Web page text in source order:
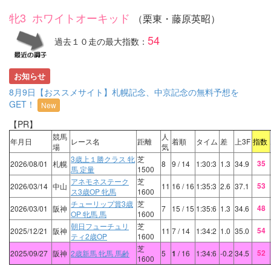
牝3 ホワイトオーキッド （栗東・藤原英昭）
過去１０走の最大指数： 54
お知らせ
8月9日【おススメサイト】札幌記念、中京記念の無料予想を
GET！
New
【PR】
年月日
競馬
場
レース名 距離
人
気
着順 タイム 差 上3F 指数
2026/08/01 札幌 3歳上１勝クラス 牝
馬 定量
芝
1500
8 9 / 14 1:30:3 1.3 34.9 35
2026/03/14 中山 アネモネステーク
ス3歳OP 牝馬
芝
1600
11 16 / 16 1:35:3 2.6 37.1 53
2026/03/01 阪神 チューリップ賞3歳
OP 牝馬 馬
芝
1600
7 15 / 15 1:35:6 1.3 34.6 48
2025/12/21 阪神 朝日フューチュリ
ティ2歳OP
芝
1600
11 7/ 14 1:34:2 1.0 35.0 54
2025/09/27 阪神 2歳新馬 牝馬 馬齢
芝
1600
5 1 / 16 1:34:6 -0.2 34.5 52